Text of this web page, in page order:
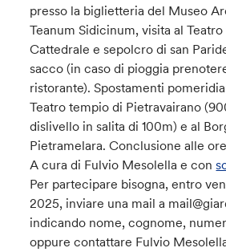
presso la biglietteria del Museo
Teanum Sidicinum, visita al
Cattedrale e sepolcro di san
sacco (in caso di pioggia
ristorante). Spostamenti
Teatro tempio di Pietravairano
dislivello in salita di 100m) e al
Pietramelara. Conclusione alle ore
A cura di Fulvio Mesolella e con
Per partecipare bisogna, entro
2025, inviare una mail a
indicando nome, cognome,
oppure contattare Fulvio